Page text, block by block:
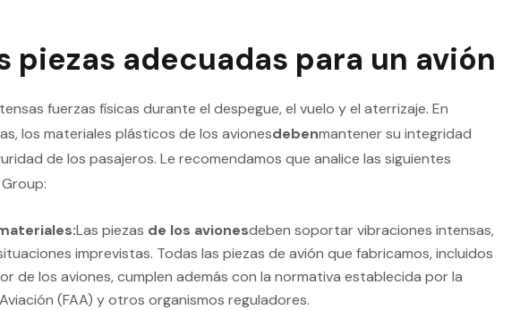
piezas adecuadas para un avión
fuerzas físicas durante el despegue, el vuelo y el aterrizaje. En
los materiales plásticos de los avionesdebenmantener su integridad
de los pasajeros. Le recomendamos que analice las siguientes
Las piezas de los avionesdeben soportar vibraciones intensas,
imprevistas. Todas las piezas de avión que fabricamos, incluidos
de los aviones, cumplen además con la normativa establecida por la
(FAA) y otros organismos reguladores.